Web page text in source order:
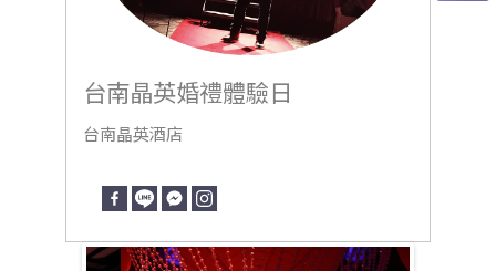
台南晶英婚禮體驗日
台南晶英酒店